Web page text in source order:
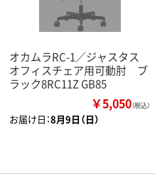
オカムラRC-1／ジャスタス
オフィスチェア用可動肘 ブ
ラック8RC11Z GB85
￥5,050（税込）
お届け日：8月9日（日）